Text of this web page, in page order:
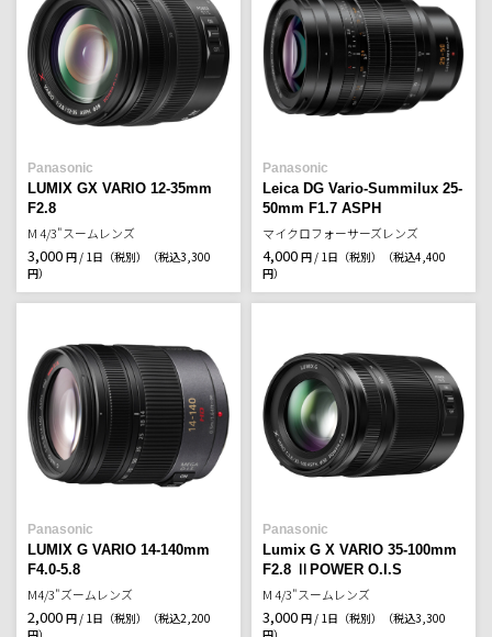
Panasonic
LUMIX GX VARIO 12-35mm
F2.8
M 4/3"スームレンズ
3,000 円 / 1日（税別）
（税込3,300
円）
Panasonic
Leica DG Vario-Summilux 25-
50mm F1.7 ASPH
マイクロフォーサーズレンズ
4,000 円 / 1日（税別）
（税込4,400
円）
Panasonic
LUMIX G VARIO 14-140mm
F4.0-5.8
M4/3"ズームレンズ
2,000 円 / 1日（税別）
（税込2,200
Panasonic
Lumix G X VARIO 35-100mm
F2.8 ⅡPOWER O.I.S
M 4/3"スームレンズ
3,000 円 / 1日（税別）
（税込3,300